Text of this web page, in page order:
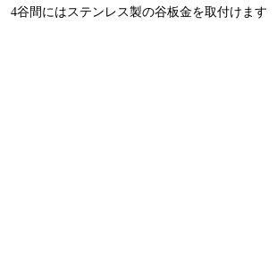
4谷間にはステンレス製の谷板金を取付けます